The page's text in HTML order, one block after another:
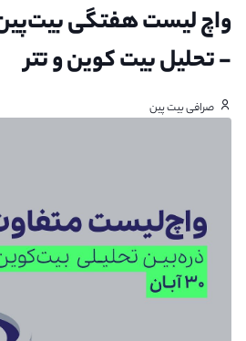
- تحلیل بیت کوین و تتر
صرافی بیت پین